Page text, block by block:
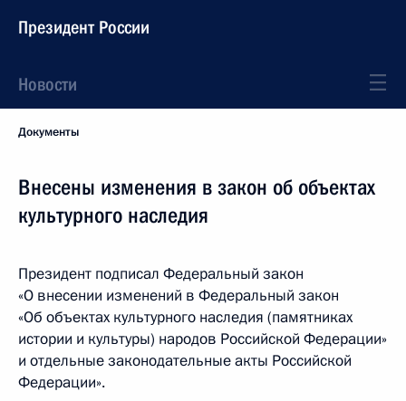
Президент России
Новости
Документы
Внесены изменения в закон об объектах
культурного наследия
Президент подписал Федеральный закон
«О внесении изменений в Федеральный закон
«Об объектах культурного наследия (памятниках
истории и культуры) народов Российской Федерации»
и отдельные законодательные акты Российской
Федерации».